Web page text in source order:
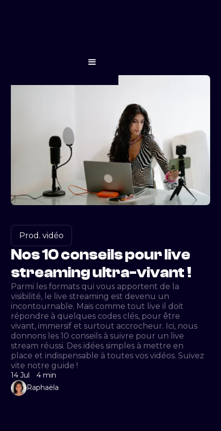
Prod. vidéo
Nos 10 conseils pour live
streaming ultra-vivant !
Parmi les formats qui vous apportent de la
visibilité, le live streaming est devenu un
incontournable. Mais comme tout live il doit
répondre à quelques codes clés, pour être
vivant, immersif et surtout accrocheur. Ici, nous
donnons les 10 conseils à suivre pour un live
stream réussi. Des idées simples à mettre en
place et indispensable à toutes vos vidéos. Suivez
vite notre guide !
14 Jul
4 min
Raphaëla